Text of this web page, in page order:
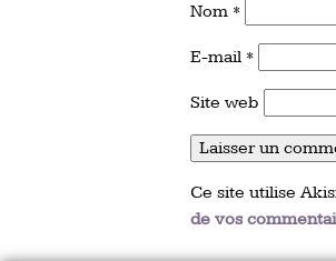
Nom *
E-mail *
Site web
Ce site utilise
de vos